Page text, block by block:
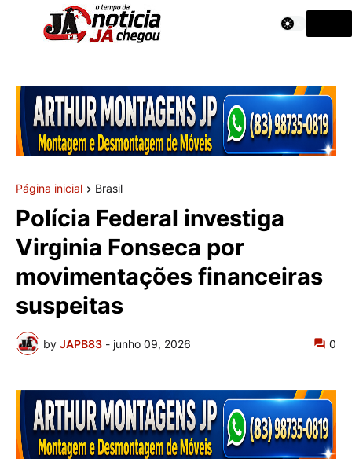
Página inicial Brasil
Polícia Federal investiga
Virginia Fonseca por
movimentações financeiras
suspeitas
by JAPB83 - junho 09, 2026 0